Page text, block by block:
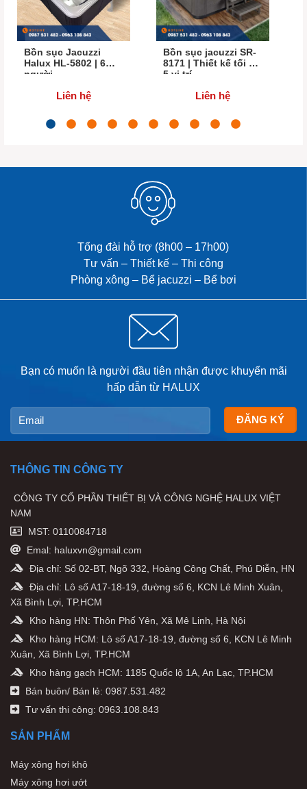
Bồn sục Jacuzzi
Halux HL-5802 | 6
người
Liên hệ
Bồn sục jacuzzi SR-
8171 | Thiết kế tối ưu
5 vị trí
Liên hệ
Tổng đài hỗ trợ (8h00 – 17h00)
Tư vấn – Thiết kế – Thi công
Phòng xông – Bể jacuzzi – Bể bơi
Bạn có muốn là người đầu tiên nhận được khuyến mãi
hấp dẫn từ HALUX
THÔNG TIN CÔNG TY
CÔNG TY CỔ PHẦN THIẾT BỊ VÀ CÔNG NGHỆ HALUX VIỆT
NAM
MST: 0110084718
Emal: haluxvn@gmail.com
Địa chỉ: Số 02-BT, Ngõ 332, Hoàng Công Chất, Phú Diễn, HN
Địa chỉ: Lô số A17-18-19, đường số 6, KCN Lê Minh Xuân,
Xã Bình Lợi, TP.HCM
Kho hàng HN: Thôn Phố Yên, Xã Mê Linh, Hà Nội
Kho hàng HCM: Lô số A17-18-19, đường số 6, KCN Lê Minh
Xuân, Xã Bình Lợi, TP.HCM
Kho hàng gạch HCM: 1185 Quốc lộ 1A, An Lạc, TP.HCM
Bán buôn/ Bán lẻ: 0987.531.482
Tư vấn thi công: 0963.108.843
SẢN PHẨM
Máy xông hơi khô
Máy xông hơi ướt